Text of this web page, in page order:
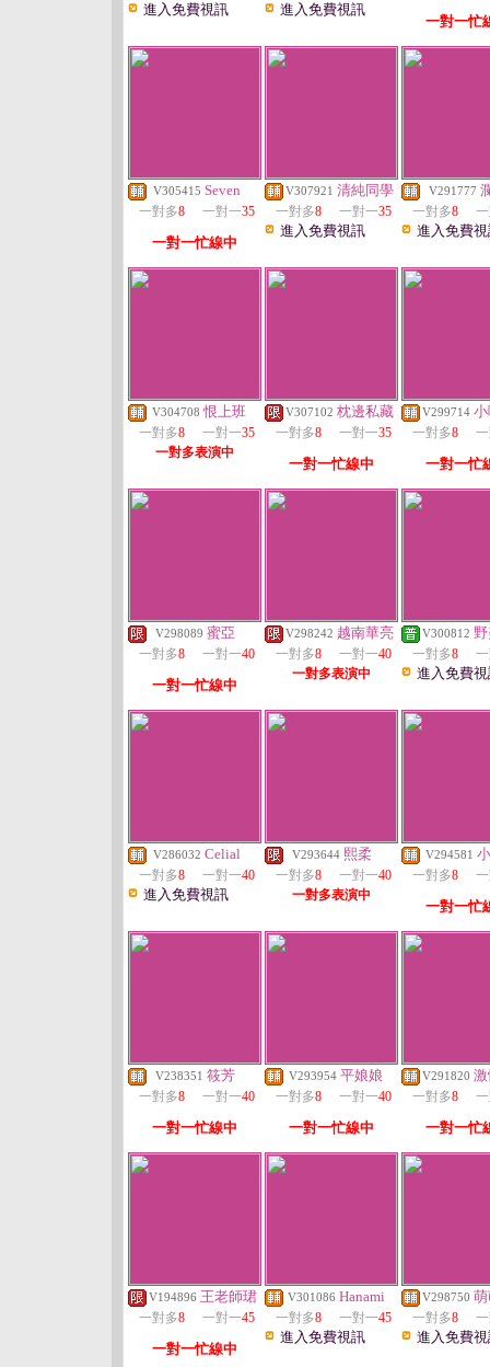
進入免費視訊 進入免費視訊
一對一忙
V305415 Seven
一對多8 一對一35
一對一忙線中
V307921 清純同學
一對多8 一對一35
進入免費視訊
V291777
一對多8
進入免費
V304708 恨上班
一對多8 一對一35
一對多表演中
V307102 枕邊私藏
一對多8 一對一35
一對一忙線中
V299714
一對多8
一對一忙
V298089 蜜亞
一對多8 一對一40
一對一忙線中
V298242 越南華亮
一對多8 一對一40
一對多表演中
V300812
一對多8
進入免費
V286032 Celial
一對多8 一對一40
進入免費視訊
V293644 熙柔
一對多8 一對一40
一對多表演中
V294581
一對多8
一對一忙
V238351 筱芳
一對多8 一對一40
一對一忙線中
V293954 平娘娘
一對多8 一對一40
一對一忙線中
V291820
一對多8
一對一忙
V194896 王老師珺
一對多8 一對一45
一對一忙線中
V301086 Hanami
一對多8 一對一45
進入免費視訊
V298750
一對多8
進入免費